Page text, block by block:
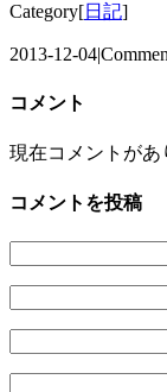
Category[日記]
2013-12-04|
コメント
現在コメントがあ
コメントを投稿